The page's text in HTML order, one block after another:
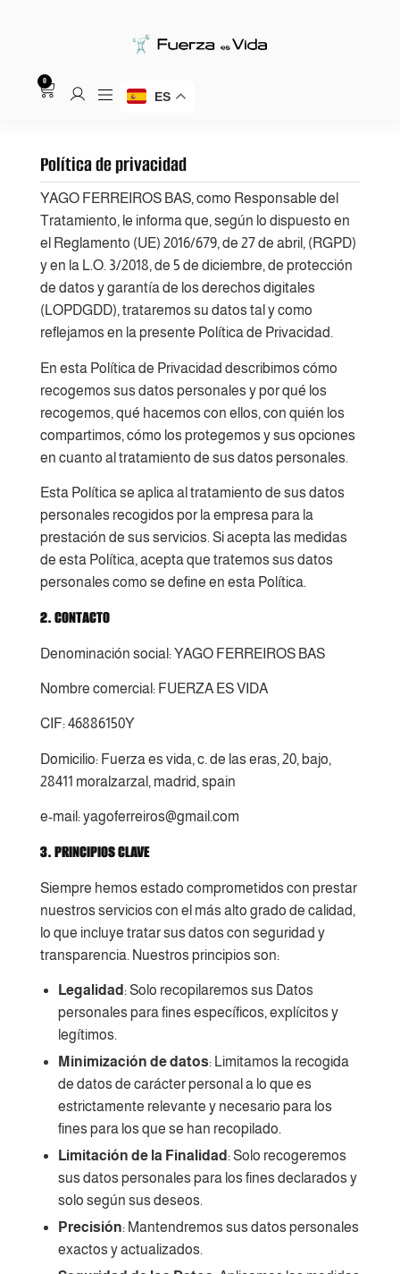
0
ES
Política de privacidad
YAGO FERREIROS BAS, como Responsable del
Tratamiento, le informa que, según lo dispuesto en
el Reglamento (UE) 2016/679, de 27 de abril, (RGPD)
y en la L.O. 3/2018, de 5 de diciembre, de protección
de datos y garantía de los derechos digitales
(LOPDGDD), trataremos su datos tal y como
reflejamos en la presente Política de Privacidad.
En esta Política de Privacidad describimos cómo
recogemos sus datos personales y por qué los
recogemos, qué hacemos con ellos, con quién los
compartimos, cómo los protegemos y sus opciones
en cuanto al tratamiento de sus datos personales.
Esta Política se aplica al tratamiento de sus datos
personales recogidos por la empresa para la
prestación de sus servicios. Si acepta las medidas
de esta Política, acepta que tratemos sus datos
personales como se define en esta Política.
2. CONTACTO
Denominación social: YAGO FERREIROS BAS
Nombre comercial: FUERZA ES VIDA
CIF: 46886150Y
Domicilio: Fuerza es vida, c. de las eras, 20, bajo,
28411 moralzarzal, madrid, spain
e-mail: yagoferreiros@gmail.com
3. PRINCIPIOS CLAVE
Siempre hemos estado comprometidos con prestar
nuestros servicios con el más alto grado de calidad,
lo que incluye tratar sus datos con seguridad y
transparencia. Nuestros principios son:
Legalidad : Solo recopilaremos sus Datos
personales para fines específicos, explícitos y
legítimos.
Minimización de datos: Limitamos la recogida
de datos de carácter personal a lo que es
estrictamente relevante y necesario para los
fines para los que se han recopilado.
Limitación de la Finalidad : Solo recogeremos
sus datos personales para los fines declarados y
solo según sus deseos.
Precisión: Mantendremos sus datos personales
exactos y actualizados.